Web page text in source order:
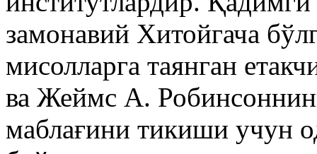
замонавий Хитойгача
мисолларга таянган
ва Жеймс А.
маблағини тикиши учун